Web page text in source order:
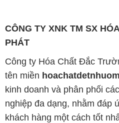
CÔNG TY XNK TM SX
PHÁT
Công ty Hóa Chất Đắc
tên miền
kinh doanh và phân phối
nghiệp đa dạng, nhằm đáp
khách hàng một cách tốt